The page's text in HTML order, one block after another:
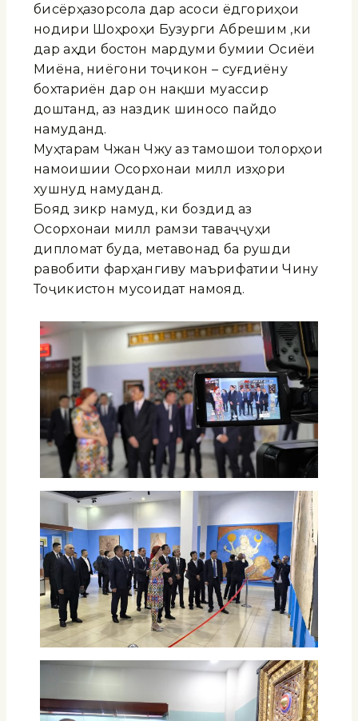
бисёрҳазорсола дар асоси ёдгориҳои
нодири Шоҳроҳи Бузурги Абрешим ,ки
дар аҳди бостон мардуми бумии Осиёи
Миёна, ниёгони тоҷикон – суғдиёну
бохтариён дар он нақши муассир
доштанд, аз наздик шиносоӣ пайдо
намуданд.
Муҳтарам Чжан Чжу аз тамошои толорҳои
намоишии Осорхонаи миллӣ изҳори
хушнудӣ намуданд.
Бояд зикр намуд, ки боздид аз
Осорхонаи миллӣ рамзи таваҷҷуҳи
дипломатӣ буда, метавонад ба рушди
равобити фарҳангиву маърифатии Чину
Тоҷикистон мусоидат намояд.